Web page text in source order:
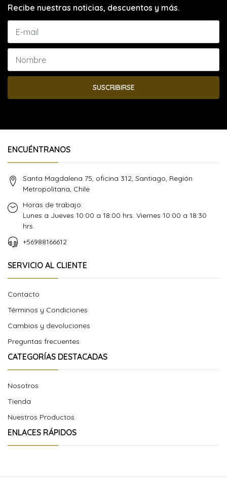
Recibe nuestras noticias, descuentos y más.
SUSCRIBIRSE
ENCUÉNTRANOS
Santa Magdalena 75, oficina 312, Santiago, Región
Metropolitana, Chile
Horas de trabajo:
Lunes a Jueves 10:00 a 18:00 hrs. Viernes 10:00 a 18:30
hrs.
+56988166612
SERVICIO AL CLIENTE
Contacto
Términos y Condiciones
Cambios y devoluciones
Preguntas frecuentes
CATEGORÍAS DESTACADAS
Nosotros
Tienda
Nuestros Productos
ENLACES RÁPIDOS